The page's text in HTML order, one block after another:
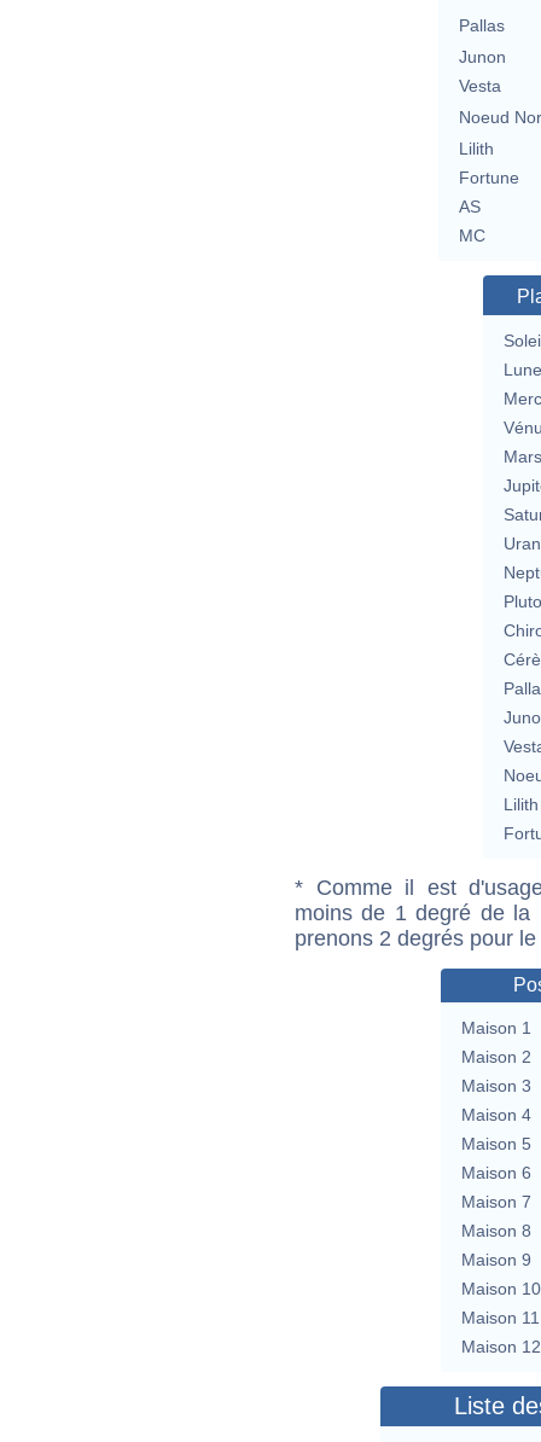
Pallas
Junon
Vesta
Noeud
Lilith
Fortune
AS
MC
Lune
Mars
Lilith
* Comme il est
moins de 1 degré de la
prenons 2 degrés pour
Maison 1
Maison 2
Maison 3
Maison 4
Maison 5
Maison 6
Maison 7
Maison 8
Maison 9
Maison 10
Maison 11
Maison 12
Liste